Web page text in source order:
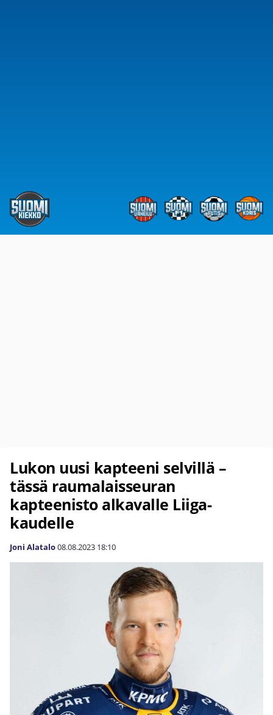
Lukon uusi kapteeni selvillä –
tässä raumalaisseuran
kapteenisto alkavalle Liiga-
kaudelle
Joni Alatalo08.08.2023 18:10